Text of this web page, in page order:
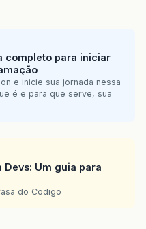
completo para iniciar
e inicie sua jornada nessa
é e para que serve, sua
Devs: Um guia para
do Codigo